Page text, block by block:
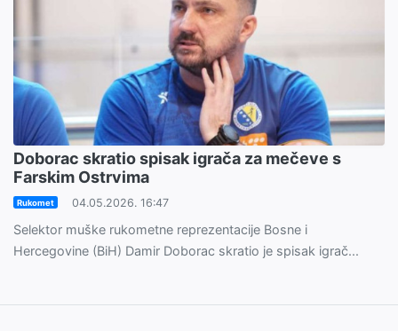
Doborac skratio spisak igrača za mečeve s
Farskim Ostrvima
Rukomet 04.05.2026. 16:47
Selektor muške rukometne reprezentacije Bosne i
Hercegovine (BiH) Damir Doborac skratio je spisak igrač...